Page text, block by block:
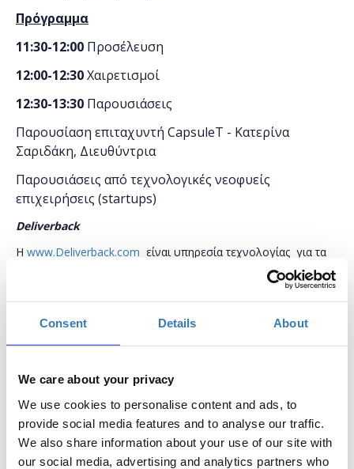
Consent Details About
We care about your privacy
We use cookies to personalise content and ads, to
provide social media features and to analyse our traffic.
We also share information about your use of our site with
our social media, advertising and analytics partners who
Πρόγραμμα
11:30-12:00 Προσέλευση
12:00-12:30Χαιρετισμοί
12:30-13:30 Παρουσιάσεις
Παρουσίαση επιταχυντή CapsuleT - Κατερίνα
Σαριδάκη, Διευθύντρια
Παρουσιάσεις από τεχνολογικές νεοφυείς
επιχειρήσεις (startups)
Deliverback
H www.Deliverback.com είναι υπηρεσία τεχνολογίας για τα
ξενοδοχεία που βοηθάει να επιστρέψουν πίσω τα ξεχασμένα
αντικείμενα των πελατών τους ευκολά γρηγορά και
οικονομικά.
Η υπηρεσία είναι δωρεάν για τα ξενοδοχεία
GDPRκαι πολύ
εύκολη στην χρήση. Με τηνDeliverbackμειώνετε τον χρόνο
που προκύπτει από αυτά. Το ξενοδοχείο γράφεται στην
https://app.deliverback.com/register
EV Loader
Συζητήστε με την ομάδα του EV Loader για να σας